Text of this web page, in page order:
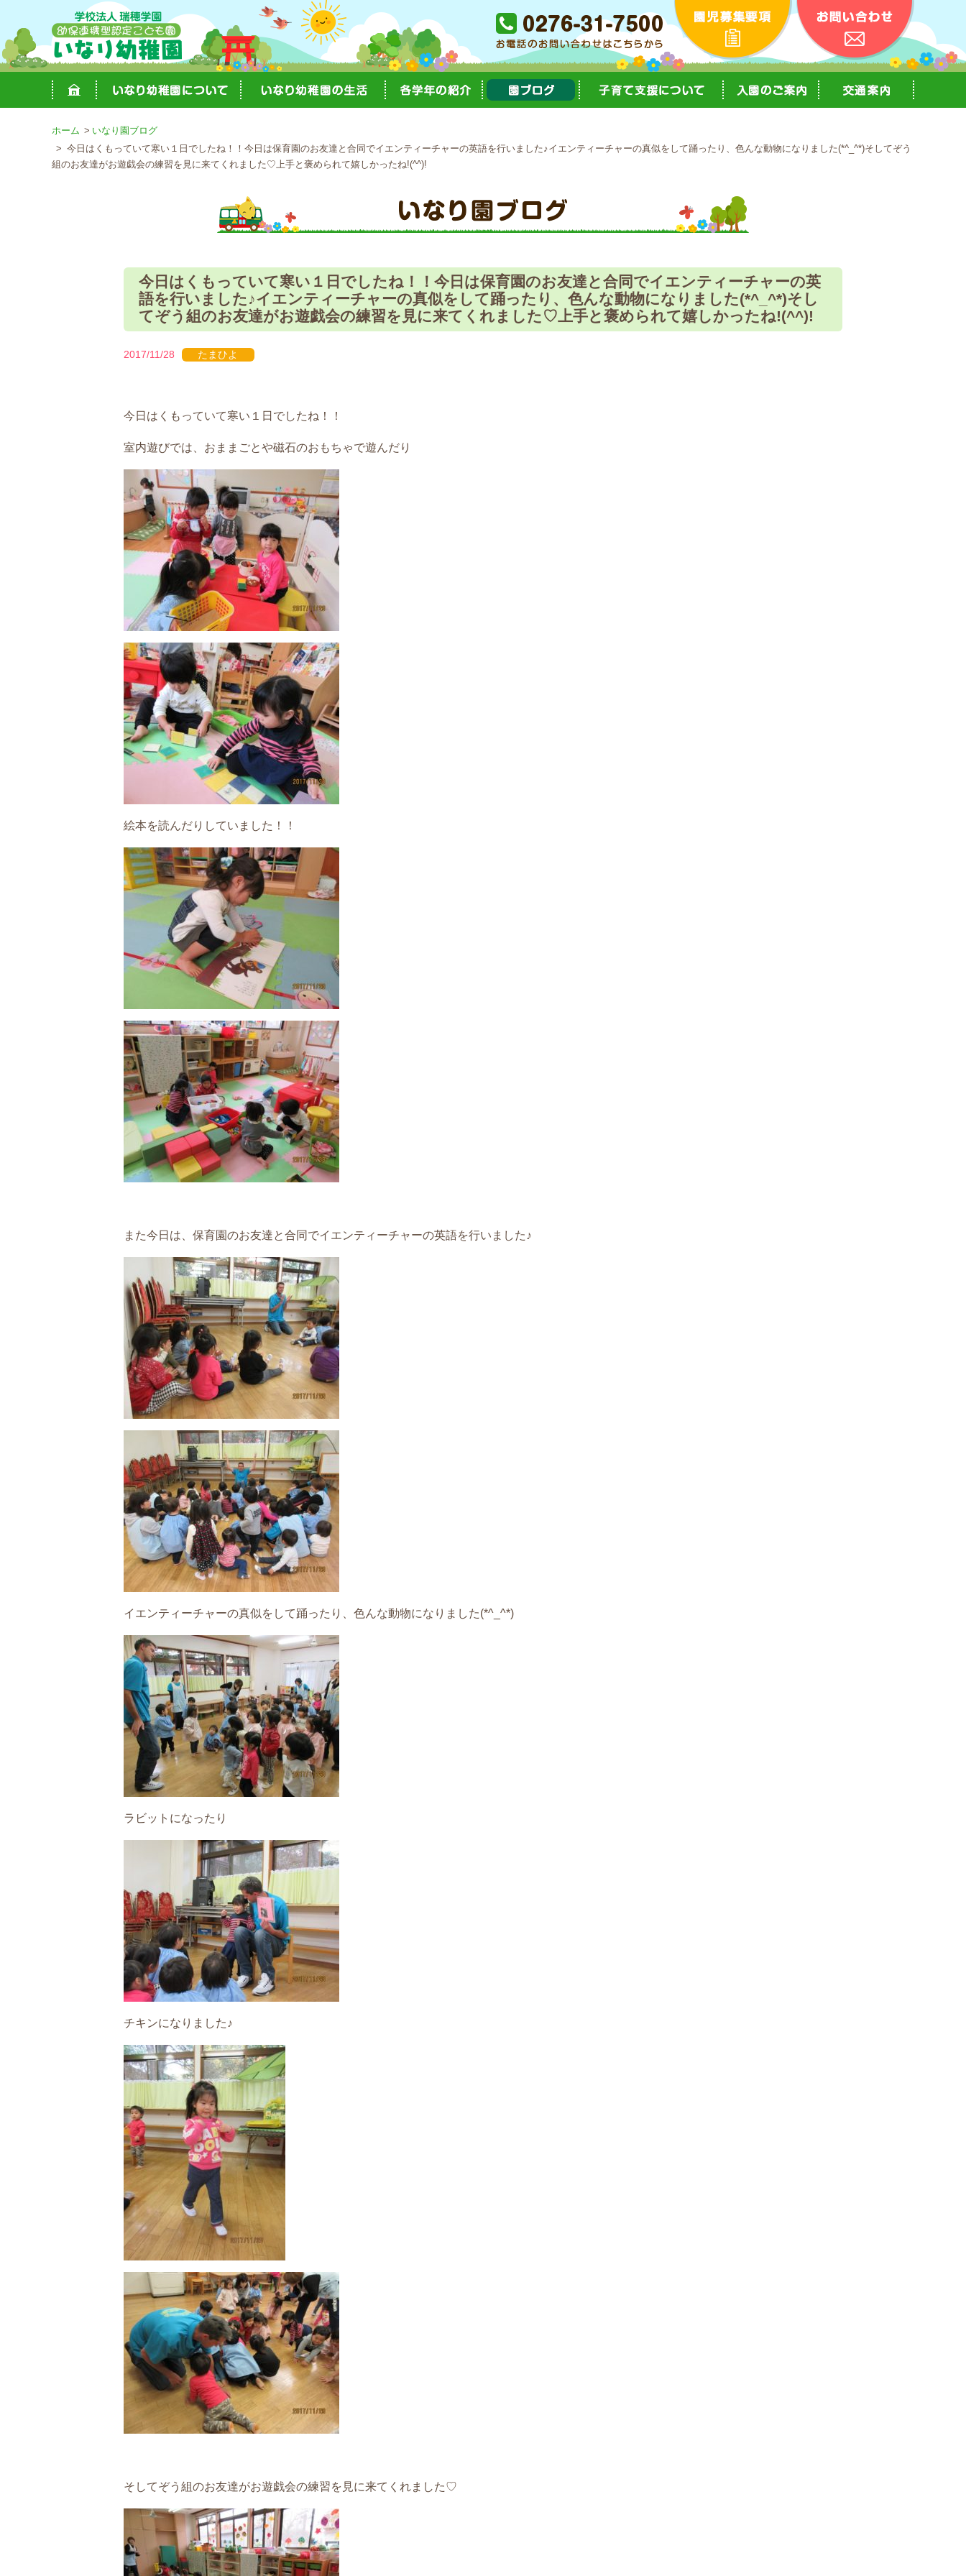
ホーム
いなり園ブログ
今日はくもっていて寒い１日でしたね！！今日は保育園のお友達と合同でイエンティーチャーの英語を行いました♪イエンティーチャーの真似をして踊ったり、色んな動物になりました(*^_^*)そしてぞう
組のお友達がお遊戯会の練習を見に来てくれました♡上手と褒められて嬉しかったね!(^^)!
今日はくもっていて寒い１日でしたね！！今日は保育園のお友達と合同でイエンティーチャーの英
語を行いました♪イエンティーチャーの真似をして踊ったり、色んな動物になりました(*^_^*)そし
てぞう組のお友達がお遊戯会の練習を見に来てくれました♡上手と褒められて嬉しかったね!(^^)!
2017/11/28 たまひよ
今日はくもっていて寒い１日でしたね！！
室内遊びでは、おままごとや磁石のおもちゃで遊んだり
絵本を読んだりしていました！！
また今日は、保育園のお友達と合同でイエンティーチャーの英語を行いました♪
イエンティーチャーの真似をして踊ったり、色んな動物になりました(*^_^*)
ラビットになったり
チキンになりました♪
そしてぞう組のお友達がお遊戯会の練習を見に来てくれました♡